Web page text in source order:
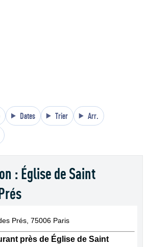
Dates Trier Arr.
: Église de Saint
Prés, 75006 Paris
près de Église de Saint